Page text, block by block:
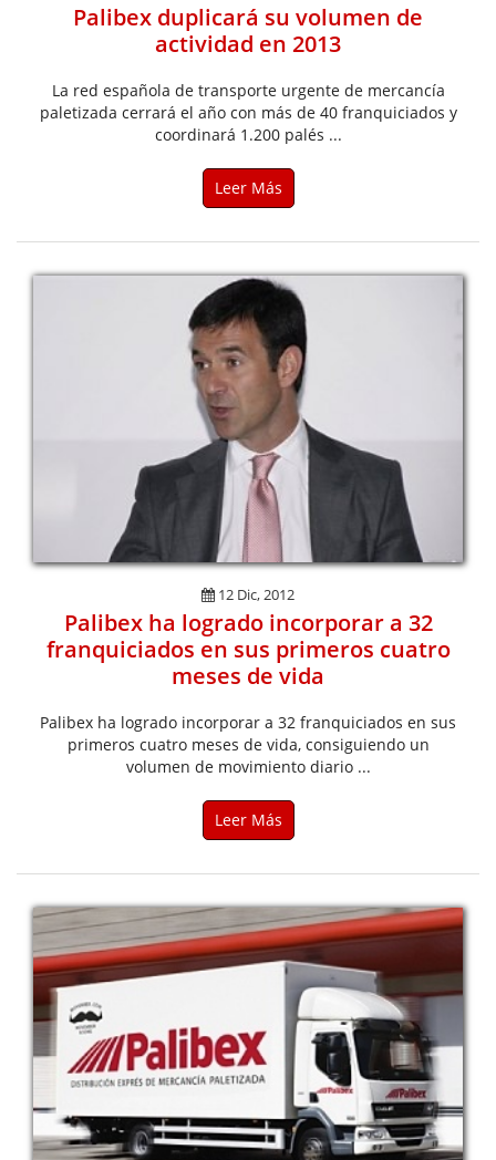
Palibex duplicará su volumen de
actividad en 2013
La red española de transporte urgente de mercancía
paletizada cerrará el año con más de 40 franquiciados y
coordinará 1.200 palés ...
Leer Más
12 Dic, 2012
Palibex ha logrado incorporar a 32
franquiciados en sus primeros cuatro
meses de vida
Palibex ha logrado incorporar a 32 franquiciados en sus
primeros cuatro meses de vida, consiguiendo un
volumen de movimiento diario ...
Leer Más